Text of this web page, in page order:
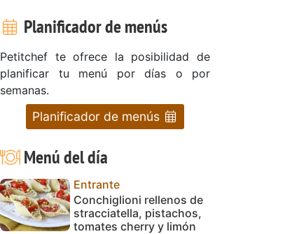
Planificador de menús
Petitchef te ofrece la posibilidad de
planificar tu menú por días o por
semanas.
Planificador de menús
Menú del día
Entrante
Conchiglioni rellenos de
stracciatella, pistachos,
tomates cherry y limón